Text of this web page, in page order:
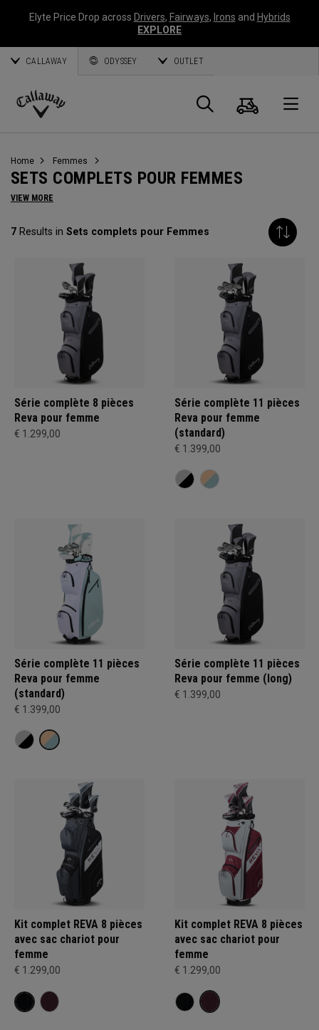
Elyte Price Drop across Drivers, Fairways, Irons and Hybrids
EXPLORE
CALLAWAY ODYSSEY OUTLET
Callaway
Panier
Home Femmes
SETS COMPLETS POUR FEMMES
VIEW MORE
7 Results in Sets complets pour Femmes
Série complète 8 pièces
Reva pour femme
€ 1.299,00
Série complète 11 pièces
Reva pour femme
(standard)
€ 1.399,00
Série complète 11 pièces
Reva pour femme
(standard)
€ 1.399,00
Série complète 11 pièces
Reva pour femme (long)
€ 1.399,00
Kit complet REVA 8 pièces
avec sac chariot pour
femme
€ 1.299,00
Kit complet REVA 8 pièces
avec sac chariot pour
femme
€ 1.299,00